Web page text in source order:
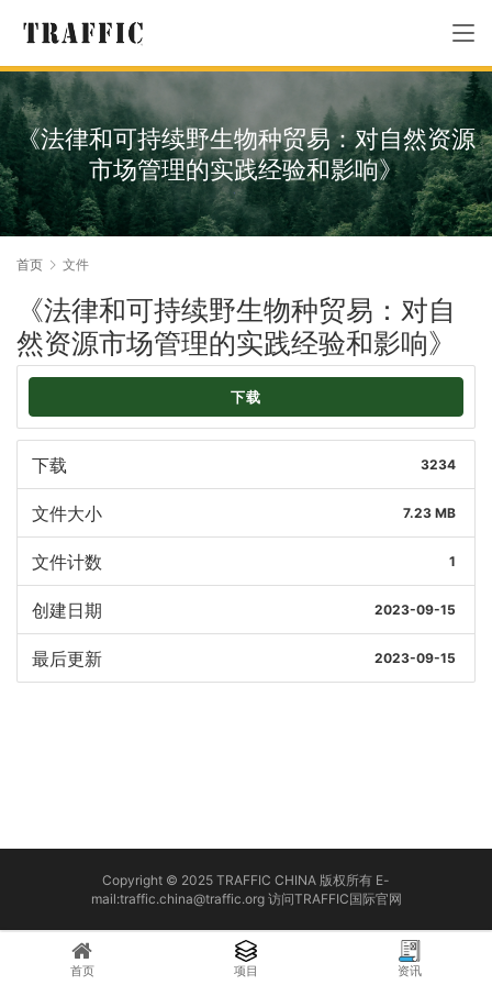
《法律和可持续野生物种贸易：对自然资源
市场管理的实践经验和影响》
首页 文件
《法律和可持续野生物种贸易：对自
然资源市场管理的实践经验和影响》
下载
下载 3234
文件大小 7.23 MB
文件计数 1
创建日期 2023-09-15
最后更新 2023-09-15
Copyright © 2025 TRAFFIC CHINA 版权所有 E-
mail:traffic.china@traffic.org 访问TRAFFIC国际官网
首页 项目 资讯